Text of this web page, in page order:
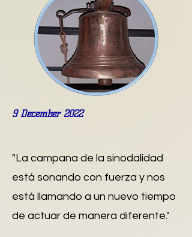
9 December 2022
"La campana de la sinodalidad
está sonando con fuerza y nos
está llamando a un nuevo tiempo
de actuar de manera diferente."